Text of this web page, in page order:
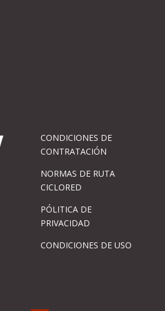
CONDICIONES DE
CONTRATACIÓN
NORMAS DE RUTA
CICLORED
PÓLITICA DE
PRIVACIDAD
CONDICIONES DE USO